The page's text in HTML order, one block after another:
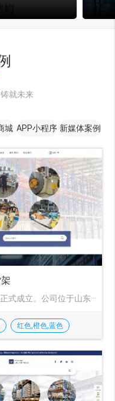
就未来
城 APP小程序 新媒体案例
成立。公司位于山东···
红色,橙色,蓝色